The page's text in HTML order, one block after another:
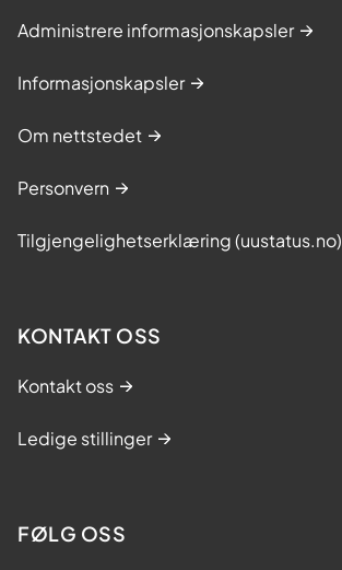
Administrere informasjonskapsler
Informasjonskapsler
Om nettstedet
Personvern
Tilgjengelighetserklæring (uustatus.no)
KONTAKT OSS
Kontakt oss
Ledige stillinger
FØLG OSS